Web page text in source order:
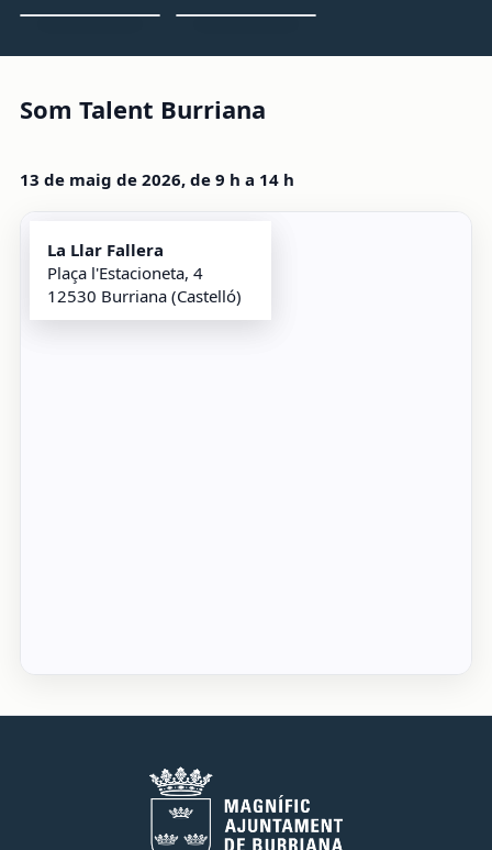
Som Talent Burriana
13 de maig de 2026, de 9 h a 14 h
La Llar Fallera
Plaça l'Estacioneta, 4
12530 Burriana (Castelló)